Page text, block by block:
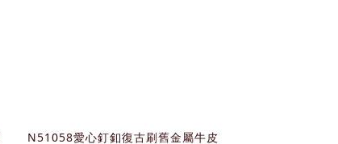
N51058愛心釘釦復古刷舊金屬牛皮